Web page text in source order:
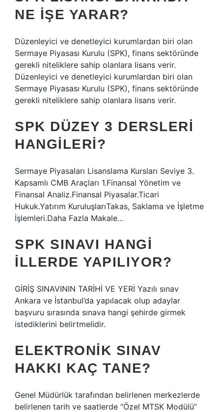
NE IŞE YARAR?
Düzenleyici ve denetleyici kurumlardan biri olan
Sermaye Piyasası Kurulu (SPK), finans sektöründe
gerekli niteliklere sahip olanlara lisans verir.
Düzenleyici ve denetleyici kurumlardan biri olan
Sermaye Piyasası Kurulu (SPK), finans sektöründe
gerekli niteliklere sahip olanlara lisans verir.
SPK DÜZEY 3 DERSLERI
HANGILERI?
Sermaye Piyasaları Lisanslama Kursları Seviye 3.
Kapsamlı CMB Araçları 1.Finansal Yönetim ve
Finansal Analiz.Finansal Piyasalar.Ticari
Hukuk.Yatırım KuruluşlarıTakas, Saklama ve İşletme
İşlemleri.Daha Fazla Makale…
SPK SINAVI HANGI
ILLERDE YAPILIYOR?
GİRİŞ SINAVININ TARİHİ VE YERİ Yazılı sınav
Ankara ve İstanbul’da yapılacak olup adaylar
başvuru sırasında sınava hangi şehirde girmek
istediklerini belirtmelidir.
ELEKTRONIK SINAV
HAKKI KAÇ TANE?
Genel Müdürlük tarafından belirlenen merkezlerde
belirlenen tarih ve saatlerde “Özel MTSK Modülü”